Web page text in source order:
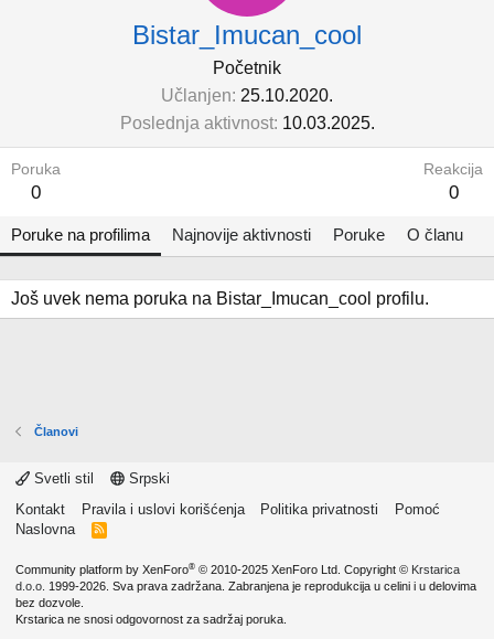
Bistar_Imucan_cool
Početnik
Učlanjen 25.10.2020.
Poslednja aktivnost 10.03.2025.
Poruka
0
Reakcija
0
Poruke na profilima Najnovije aktivnosti Poruke O članu
Još uvek nema poruka na Bistar_Imucan_cool profilu.
Članovi
Svetli stil
Srpski
Kontakt
Pravila i uslovi korišćenja Politika privatnosti
Pomoć
Naslovna
R
Community platform by XenForo® © 2010-2025 XenForo Ltd. Copyright © Krstarica
d.o.o. 1999-2026. Sva prava zadržana. Zabranjena je reprodukcija u celini i u delovima
bez dozvole.
Krstarica ne snosi odgovornost za sadržaj poruka.